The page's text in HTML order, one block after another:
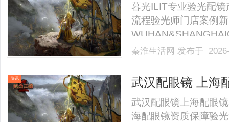
暮光ILIT专业验光配
流程验光师门店案例
业验光配镜的写字楼
40%-60%优惠，兼顾
秦淮生活网 发布于
资讯 武汉配眼镜 上海
武汉配眼镜上海配眼
海配眼镜资质保障验